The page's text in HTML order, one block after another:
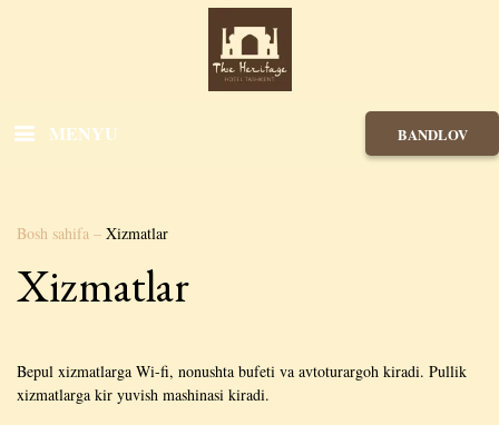
MENYU BANDLOV
Bosh sahifa – Xizmatlar
Xizmatlar
Bepul xizmatlarga Wi-fi, nonushta bufeti va avtoturargoh kiradi. Pullik
xizmatlarga kir yuvish mashinasi kiradi.